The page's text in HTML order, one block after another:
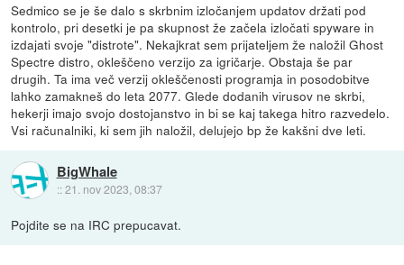
Sedmico se je še dalo s skrbnim izločanjem updatov držati pod
kontrolo, pri desetki je pa skupnost že začela izločati spyware in
izdajati svoje "distrote". Nekajkrat sem prijateljem že naložil Ghost
Spectre distro, okleščeno verzijo za igričarje. Obstaja še par
drugih. Ta ima več verzij okleščenosti programja in posodobitve
lahko zamakneš do leta 2077. Glede dodanih virusov ne skrbi,
hekerji imajo svojo dostojanstvo in bi se kaj takega hitro razvedelo.
Vsi računalniki, ki sem jih naložil, delujejo bp že kakšni dve leti.
BigWhale
::21. nov 2023, 08:37
Pojdite se na IRC prepucavat.